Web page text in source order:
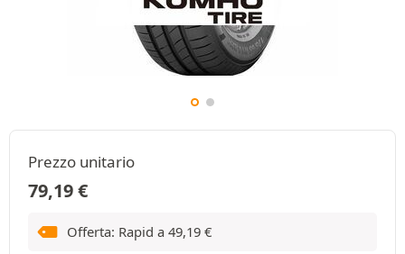
Prezzo unitario
79,19€
Offerta: Rapid a 49,19 €